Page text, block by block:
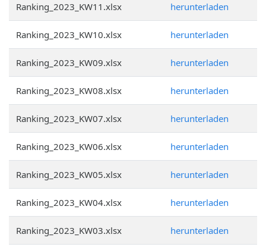
Ranking_2023_KW11.xlsx herunterladen
Ranking_2023_KW10.xlsx herunterladen
Ranking_2023_KW09.xlsx herunterladen
Ranking_2023_KW08.xlsx herunterladen
Ranking_2023_KW07.xlsx herunterladen
Ranking_2023_KW06.xlsx herunterladen
Ranking_2023_KW05.xlsx herunterladen
Ranking_2023_KW04.xlsx herunterladen
Ranking_2023_KW03.xlsx herunterladen